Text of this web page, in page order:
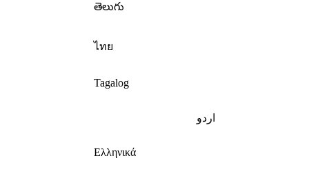
తెలుగు
ไทย
Tagalog
اردو
Ελληνικά